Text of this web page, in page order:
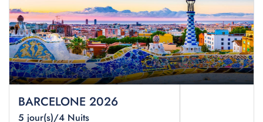
BARCELONE 2026
5 jour(s)/4 Nuits